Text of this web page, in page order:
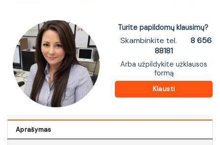
Turite papildomų klausimų?
Skambinkite tel.
8 656
88181
Arba užpildykite užklausos
formą
Klausti
Aprašymas